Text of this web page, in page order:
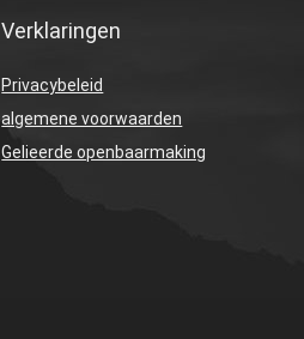
Verklaringen
Privacybeleid
algemene voorwaarden
Gelieerde openbaarmaking